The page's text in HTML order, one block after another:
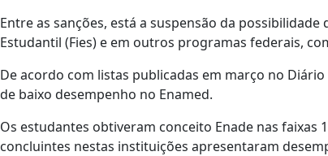
Entre as sanções, está a suspensão da
Estudantil (Fies) e em outros programas federais,
De acordo com listas publicadas em março no
de baixo desempenho no Enamed.
Os estudantes obtiveram conceito Enade nas faixas
concluintes nestas instituições apresentaram